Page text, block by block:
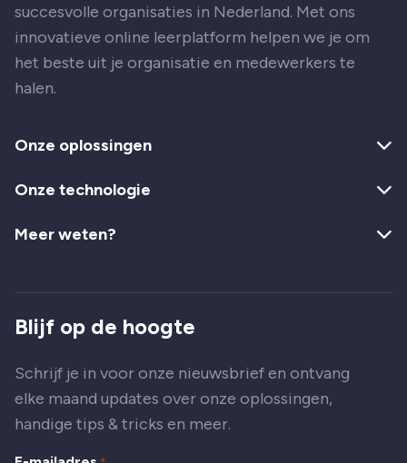
succesvolle organisaties in Nederland. Met ons
innovatieve online leerplatform helpen we je om
het beste uit je organisatie en medewerkers te
halen.
Onze oplossingen
Onze technologie
Meer weten?
Blijf op de hoogte
Schrijf je in voor onze nieuwsbrief en ontvang
elke maand updates over onze oplossingen,
handige tips & tricks en meer.